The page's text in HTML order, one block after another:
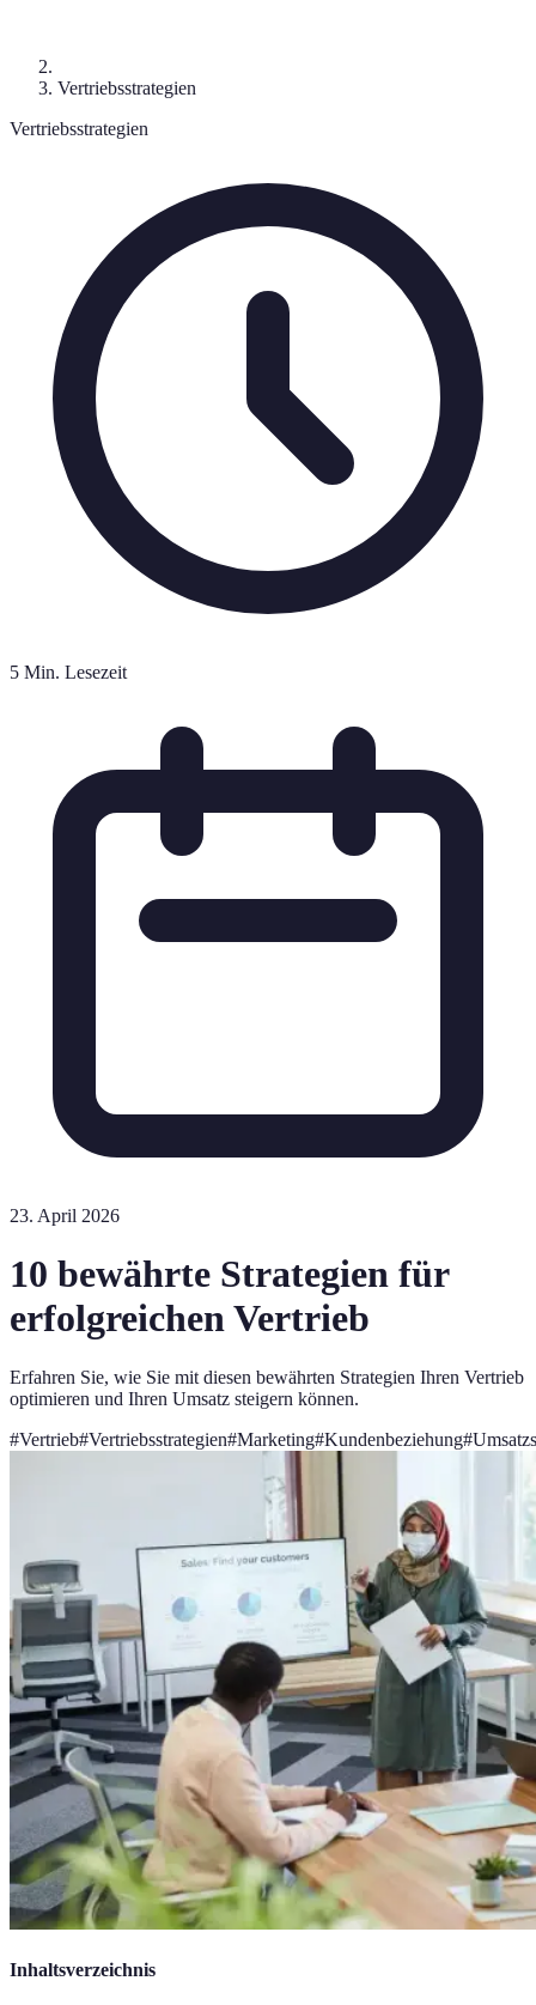
Vertriebsstrategien
Vertriebsstrategien
5 Min. Lesezeit
23. April 2026
10 bewährte Strategien für
erfolgreichen Vertrieb
Erfahren Sie, wie Sie mit diesen bewährten Strategien Ihren Vertrieb
optimieren und Ihren Umsatz steigern können.
#Vertrieb#Vertriebsstrategien#Marketing#Kundenbeziehung#
Inhaltsverzeichnis